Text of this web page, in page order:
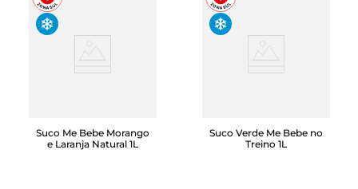
Suco Me Bebe Morango
e Laranja Natural 1L
Suco Verde Me Bebe no
Treino 1L